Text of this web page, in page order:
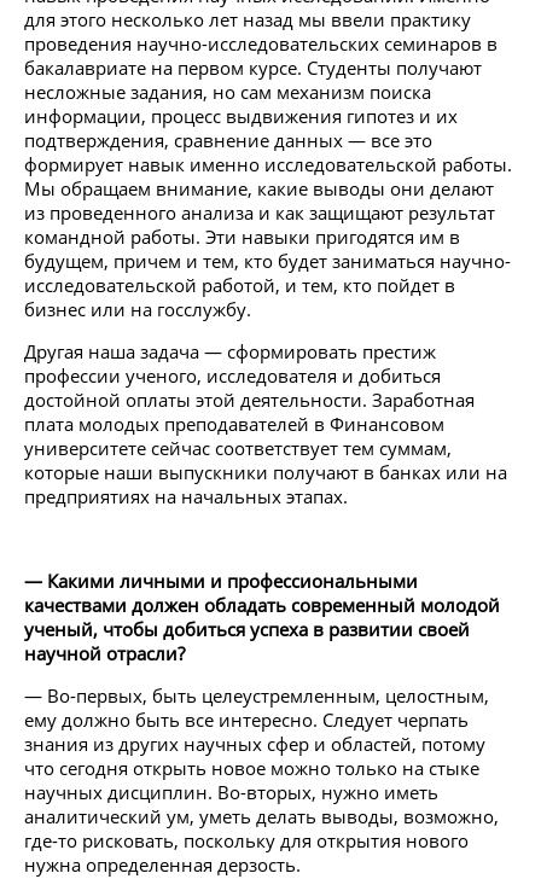
для этого несколько лет назад мы ввели практику
проведения научно-исследовательских семинаров в
бакалавриате на первом курсе. Студенты получают
несложные задания, но сам механизм поиска
информации, процесс выдвижения гипотез и их
подтверждения, сравнение данных — все это
формирует навык именно исследовательской работы.
Мы обращаем внимание, какие выводы они делают
из проведенного анализа и как защищают результат
командной работы. Эти навыки пригодятся им в
будущем, причем и тем, кто будет заниматься научно-
исследовательской работой, и тем, кто пойдет в
бизнес или на госслужбу.
Другая наша задача — сформировать престиж
профессии ученого, исследователя и добиться
достойной оплаты этой деятельности. Заработная
плата молодых преподавателей в Финансовом
университете сейчас соответствует тем суммам,
которые наши выпускники получают в банках или на
предприятиях на начальных этапах.
— Какими личными и профессиональными
качествами должен обладать современный молодой
ученый, чтобы добиться успеха в развитии своей
научной отрасли?
— Во-первых, быть целеустремленным, целостным,
ему должно быть все интересно. Следует черпать
знания из других научных сфер и областей, потому
что сегодня открыть новое можно только на стыке
научных дисциплин. Во-вторых, нужно иметь
аналитический ум, уметь делать выводы, возможно,
где-то рисковать, поскольку для открытия нового
нужна определенная дерзость.